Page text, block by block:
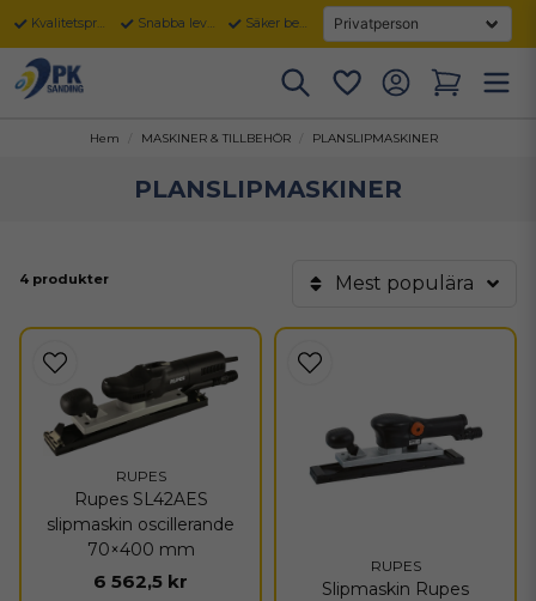
Kvalitetsprodukter Snabba leveranser Säker betalning
Hem MASKINER & TILLBEHÖR PLANSLIPMASKINER
PLANSLIPMASKINER
4 produkter Mest populära
RUPES
Rupes SL42AES
slipmaskin oscillerande
70×400 mm
6 562,5 kr
RUPES
Slipmaskin Rupes